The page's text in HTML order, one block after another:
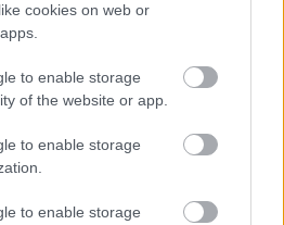
cookies on web or
to enable storage
of the website or app.
to enable storage
to enable storage
”